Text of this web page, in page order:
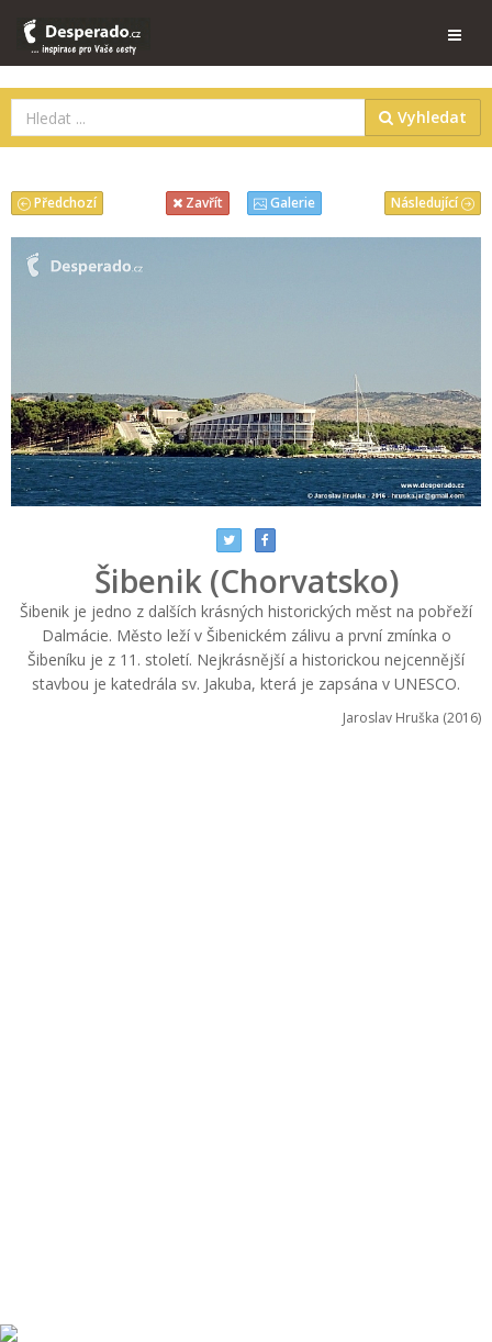
Vyhledat
Následující
Předchozí Zavřít Galerie
Šibenik (Chorvatsko)
Šibenik je jedno z dalších krásných historických měst na pobřeží
Dalmácie. Město leží v Šibenickém zálivu a první zmínka o
Šibeníku je z 11. století. Nejkrásnější a historickou nejcennější
stavbou je katedrála sv. Jakuba, která je zapsána v UNESCO.
Jaroslav Hruška (2016)